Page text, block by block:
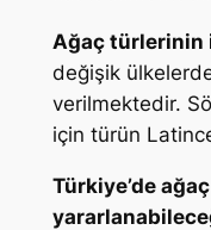
Ağaç türlerinin
değişik
verilmektedir.
için türün
Türkiye’de